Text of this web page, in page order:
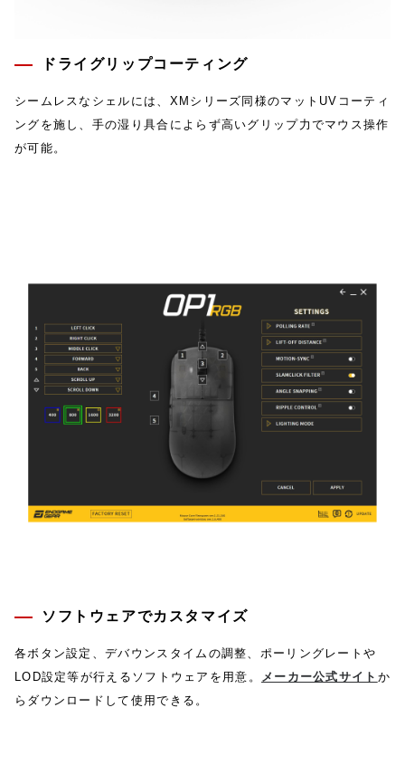
ドライグリップコーティング
シームレスなシェルには、XMシリーズ同様のマットUVコーティ
ングを施し、手の湿り具合によらず高いグリップ力でマウス操作
が可能。
ソフトウェアでカスタマイズ
各ボタン設定、デバウンスタイムの調整、ポーリングレートや
LOD設定等が行えるソフトウェアを用意。 メーカー公式サイト か
らダウンロードして使用できる。